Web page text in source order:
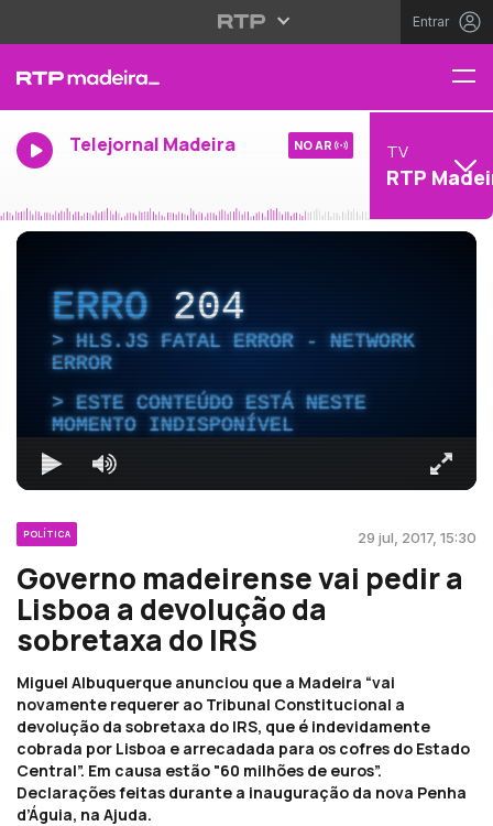
Entrar
Telejornal Madeira NO AR TV
RTP
ERRO204
HLS.JS FATAL ERROR - NETWORK
ERROR
ESTE CONTEÚDO ESTÁ NESTE
MOMENTO INDISPONÍVEL
POLÍTICA 29 jul, 2017, 15:30
Governo madeirense vai pedir a
Lisboa a devolução da
sobretaxa do IRS
Miguel Albuquerque anunciou que a Madeira “vai
novamente requerer ao Tribunal Constitucional a
devolução da sobretaxa do IRS, que é indevidamente
cobrada por Lisboa e arrecadada para os cofres do Estado
Central”. Em causa estão "60 milhões de euros”.
Declarações feitas durante a inauguração da nova Penha
d’Águia, na Ajuda.